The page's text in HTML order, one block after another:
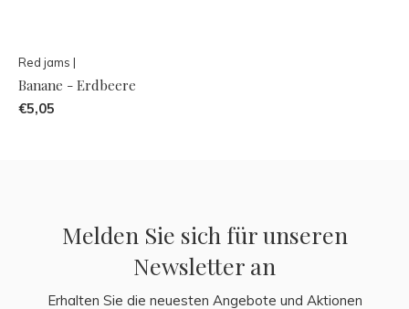
Red jams |
Banane - Erdbeere
€5,05
Melden Sie sich für unseren
Newsletter an
Erhalten Sie die neuesten Angebote und Aktionen